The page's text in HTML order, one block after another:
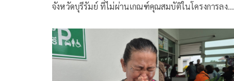
จังหวัดบุรีรัมย์ ที่ไม่ผ่านเกณฑ์คุณสมบัติในโครงการลง
คำร้องขออุทธรณ์สิทธิ์บัตรสวัสดิการแห่งรัฐ หรือบัตร
คนจน ที่ธนาคารเพื่อการเกษตรและสหกรณ์การเกษตร
สาขาบุรีรัมย์ เนืองแน่นตั้งแต่ช่วงเช้า โดยคนที่ยื่น
อุทธรณ์ส่วนใหญ่เป็นรายเดิมที่คุณสมบัติไม่ผ่านเกณฑ์